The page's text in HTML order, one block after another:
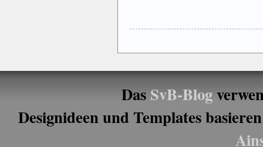
DasSvB-Blog
Designideen und Templates